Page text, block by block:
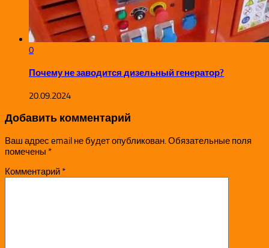
0
Почему не заводится дизельный генератор?
20.09.2024
Добавить комментарий
Ваш адрес email не будет опубликован.Обязательные поля
помечены *
Комментарий *